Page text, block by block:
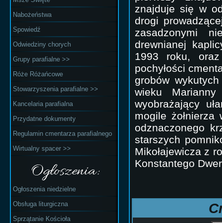
Nabożeństwa
Spowiedź
Odwiedziny chorych
Grupy parafialne >>
Róże Różańcowe
Stowarzyszenia parafialne >>
Kancelaria parafialna
Przydatne dokumenty
Regulamin cmentarza parafialnego
Wirtualny spacer >>
Ogłoszenia:
Ogłoszenia niedzielne
Obsługa liturgiczna
Sprzątanie Kościoła
znajduje się w
drogi
zasadzonymi
drewnianej
1993 roku,
pochyłości
grobów
wieku
wyobrażający
mogile
odznaczonego
starszych
Mikołajewicza z
Konstantego